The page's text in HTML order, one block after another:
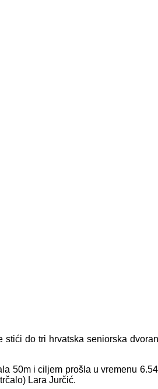
do tri hrvatska seniorska
50m i ciljem prošla u vremenu
Lara Jurčić.